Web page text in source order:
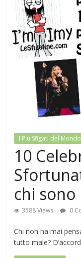
I Più Sfigati del Mondo
10
chi sono
3588 Views 0
Chi non ha mai
tutto male?